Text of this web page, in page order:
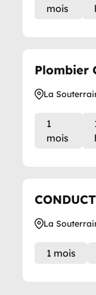
mois
Plombier
La
1
mois
La
1 mois